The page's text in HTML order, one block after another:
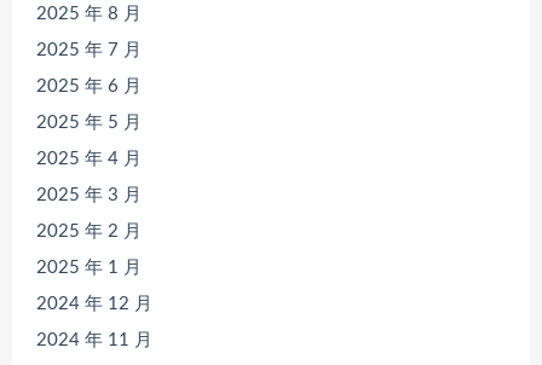
2025 年 8 月
2025 年 7 月
2025 年 6 月
2025 年 5 月
2025 年 4 月
2025 年 3 月
2025 年 2 月
2025 年 1 月
2024 年 12 月
2024 年 11 月